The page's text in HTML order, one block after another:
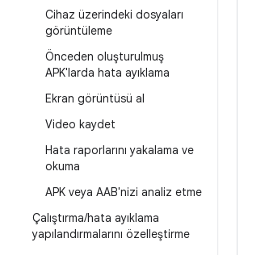
Cihaz üzerindeki dosyaları
görüntüleme
Önceden oluşturulmuş
APK'larda hata ayıklama
Ekran görüntüsü al
Video kaydet
Hata raporlarını yakalama ve
okuma
APK veya AAB'nizi analiz etme
Çalıştırma/hata ayıklama
yapılandırmalarını özelleştirme